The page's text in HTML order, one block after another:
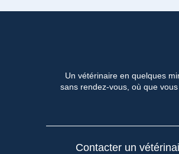
Un vétérinaire en quelques
sans rendez-vous, où que vous
Contacter un